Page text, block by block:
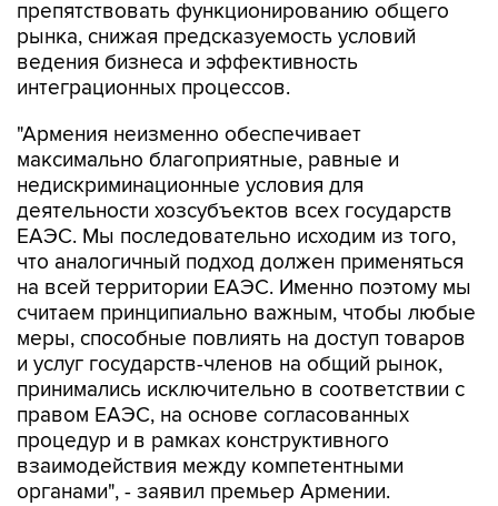
препятствовать функционированию общего
рынка, снижая предсказуемость условий
ведения бизнеса и эффективность
интеграционных процессов.
"Армения неизменно обеспечивает
максимально благоприятные, равные и
недискриминационные условия для
деятельности хозсубъектов всех государств
ЕАЭС. Мы последовательно исходим из того,
что аналогичный подход должен применяться
на всей территории ЕАЭС. Именно поэтому мы
считаем принципиально важным, чтобы любые
меры, способные повлиять на доступ товаров
и услуг государств-членов на общий рынок,
принимались исключительно в соответствии с
правом ЕАЭС, на основе согласованных
процедур и в рамках конструктивного
взаимодействия между компетентными
органами", - заявил премьер Армении.